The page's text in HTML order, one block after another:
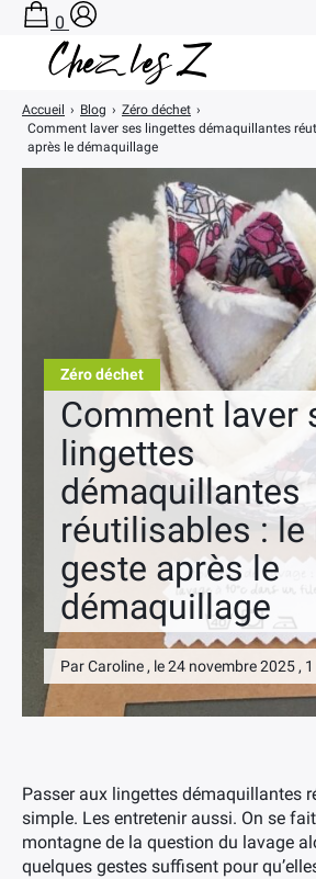
Zéro déchet
Comment laver
lingettes
démaquillantes
réutilisables : le
geste après le
démaquillage
Par Caroline , le 24 novembre 2025 ,
Accueil › Blog › Zéro déchet ›
Comment laver ses lingettes démaquillantes
après le démaquillage
Passer aux lingettes démaquillantes
simple. Les entretenir aussi. On se
montagne de la question du lavage
quelques gestes suffisent pour
0
Salle de Bain Zéro Déchet
Cuisine Zéro Déchet
PANIER